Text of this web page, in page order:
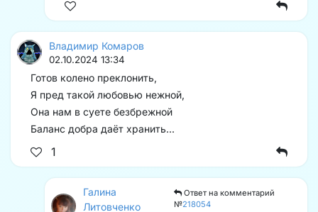
Владимир Комаров
02.10.2024 13:34
Готов колено преклонить,
Я пред такой любовью нежной,
Она нам в суете безбрежной
Баланс добра даёт хранить...
1
Галина
Литовченко
Ответ на комментарий
№218054